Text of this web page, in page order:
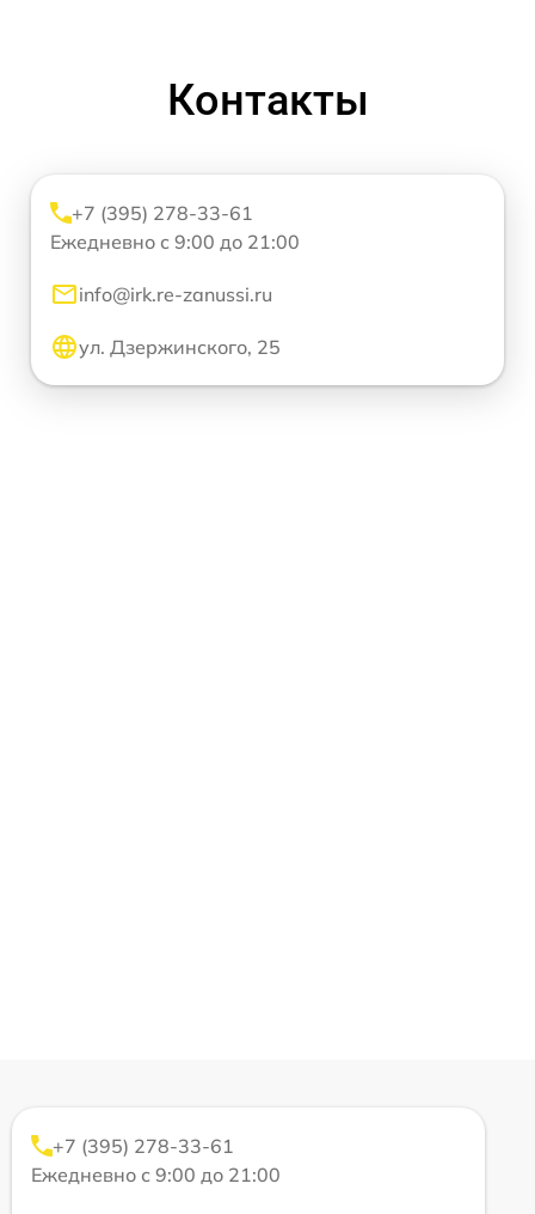
Контакты
+7 (395) 278-33-61
Ежедневно с 9:00 до 21:00
info@irk.re-zanussi.ru
ул. Дзержинского, 25
+7 (395) 278-33-61
Ежедневно с 9:00 до 21:00